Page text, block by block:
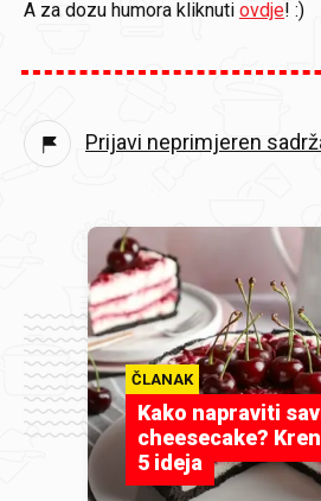
A za dozu humora kliknuti ovdje! :)
Prijavi neprimjeren
ČLANAK
Kako napraviti
cheesecake?
5 ideja